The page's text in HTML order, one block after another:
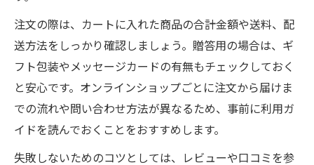
注文の際は、カートに入れた商品の合計金額や送料、配
送方法をしっかり確認しましょう。贈答用の場合は、ギ
フト包装やメッセージカードの有無もチェックしておく
と安心です。オンラインショップごとに注文から届けま
での流れや問い合わせ方法が異なるため、事前に利用ガ
イドを読んでおくことをおすすめします。
失敗しないためのコツとしては、レビューや口コミを参